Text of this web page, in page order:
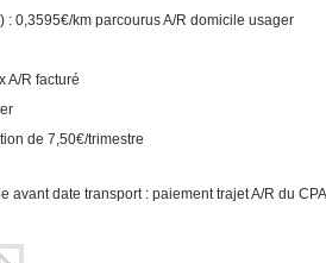
: 0,3595€/km parcourus A/R domicile usager
A/R facturé
de 7,50€/trimestre
avant date transport : paiement trajet A/R du